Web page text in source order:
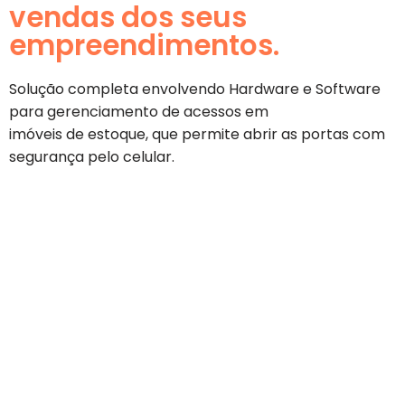
vendas dos seus
empreendimentos.
Solução completa envolvendo Hardware e Software
para gerenciamento de acessos em
imóveis de estoque, que permite abrir as portas com
segurança pelo celular.